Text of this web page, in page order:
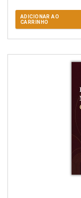
ADICIONAR AO
CARRINHO